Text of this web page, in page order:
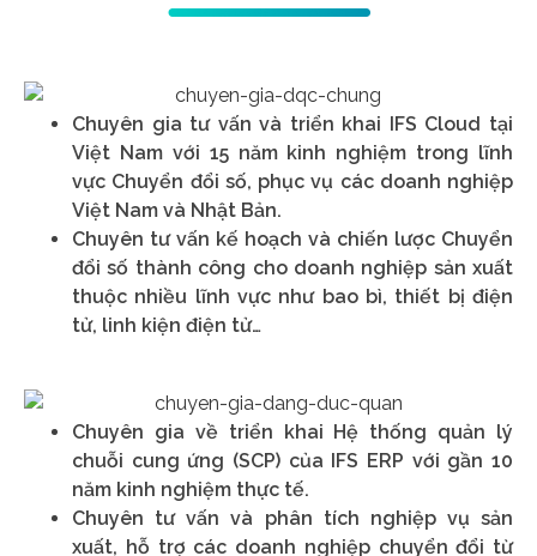
Chuyên gia tư vấn và triển khai IFS Cloud tại
Việt Nam với 15 năm kinh nghiệm trong lĩnh
vực Chuyển đổi số, phục vụ các doanh nghiệp
Việt Nam và Nhật Bản.
Chuyên tư vấn kế hoạch và chiến lược Chuyển
đổi số thành công cho doanh nghiệp sản xuất
thuộc nhiều lĩnh vực như bao bì, thiết bị điện
tử, linh kiện điện tử…
Chuyên gia về triển khai Hệ thống quản lý
chuỗi cung ứng (SCP) của IFS ERP với gần 10
năm kinh nghiệm thực tế.
Chuyên tư vấn và phân tích nghiệp vụ sản
xuất, hỗ trợ các doanh nghiệp chuyển đổi từ